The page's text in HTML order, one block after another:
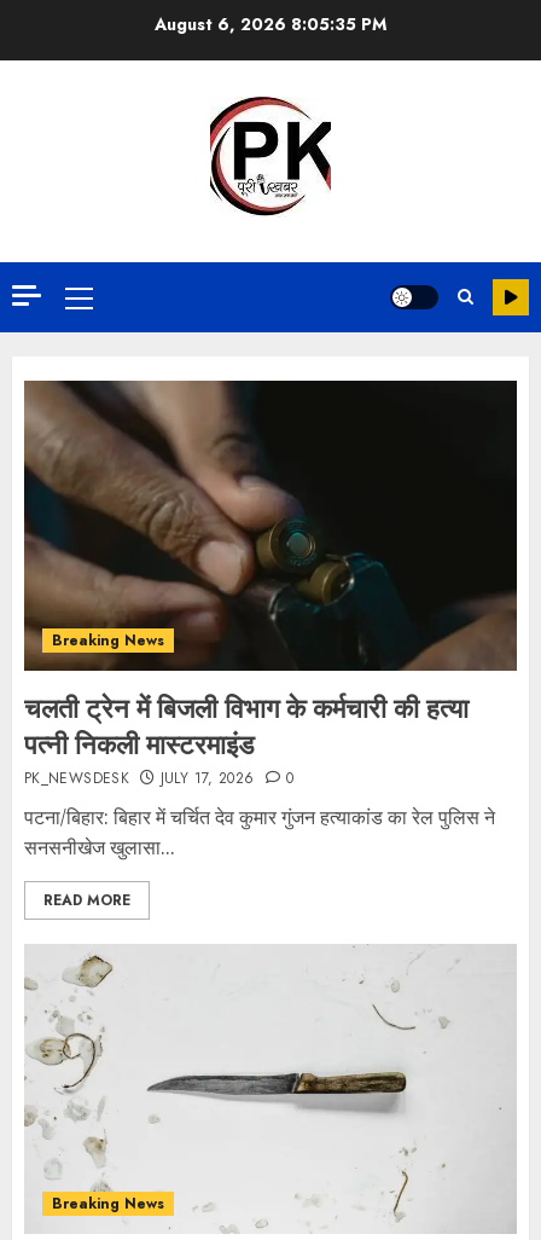
August 6, 2026 8:05:36 PM
Breaking News
चलती ट्रेन में बिजली विभाग के कर्मचारी की हत्या
पत्नी निकली मास्टरमाइंड
PK_NEWSDESK JULY 17, 2026 0
पटना/बिहार: बिहार में चर्चित देव कुमार गुंजन हत्याकांड का रेल पुलिस ने
सनसनीखेज खुलासा...
READ MORE
Breaking News